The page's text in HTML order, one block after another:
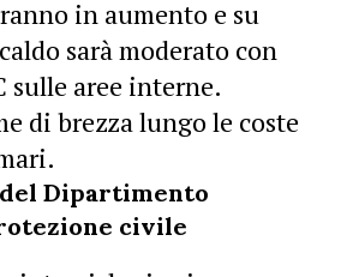
in aumento e su
sarà moderato con
sulle aree interne.
di brezza lungo le coste
Dipartimento
civile